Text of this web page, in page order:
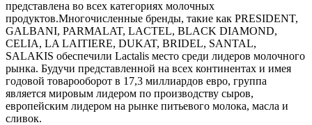
представлена во всех категориях молочных
продуктов.Многочисленные бренды, такие как PRESIDENT,
GALBANI, PARMALAT, LACTEL, BLACK DIAMOND,
CELIA, LA LAITIERE, DUKAT, BRIDEL, SANTAL,
SALAKIS обеспечили Lactalis место среди лидеров молочного
рынка. Будучи представленной на всех континентах и имея
годовой товарооборот в 17,3 миллиардов евро, группа
является мировым лидером по производству сыров,
европейским лидером на рынке питьевого молока, масла и
сливок.